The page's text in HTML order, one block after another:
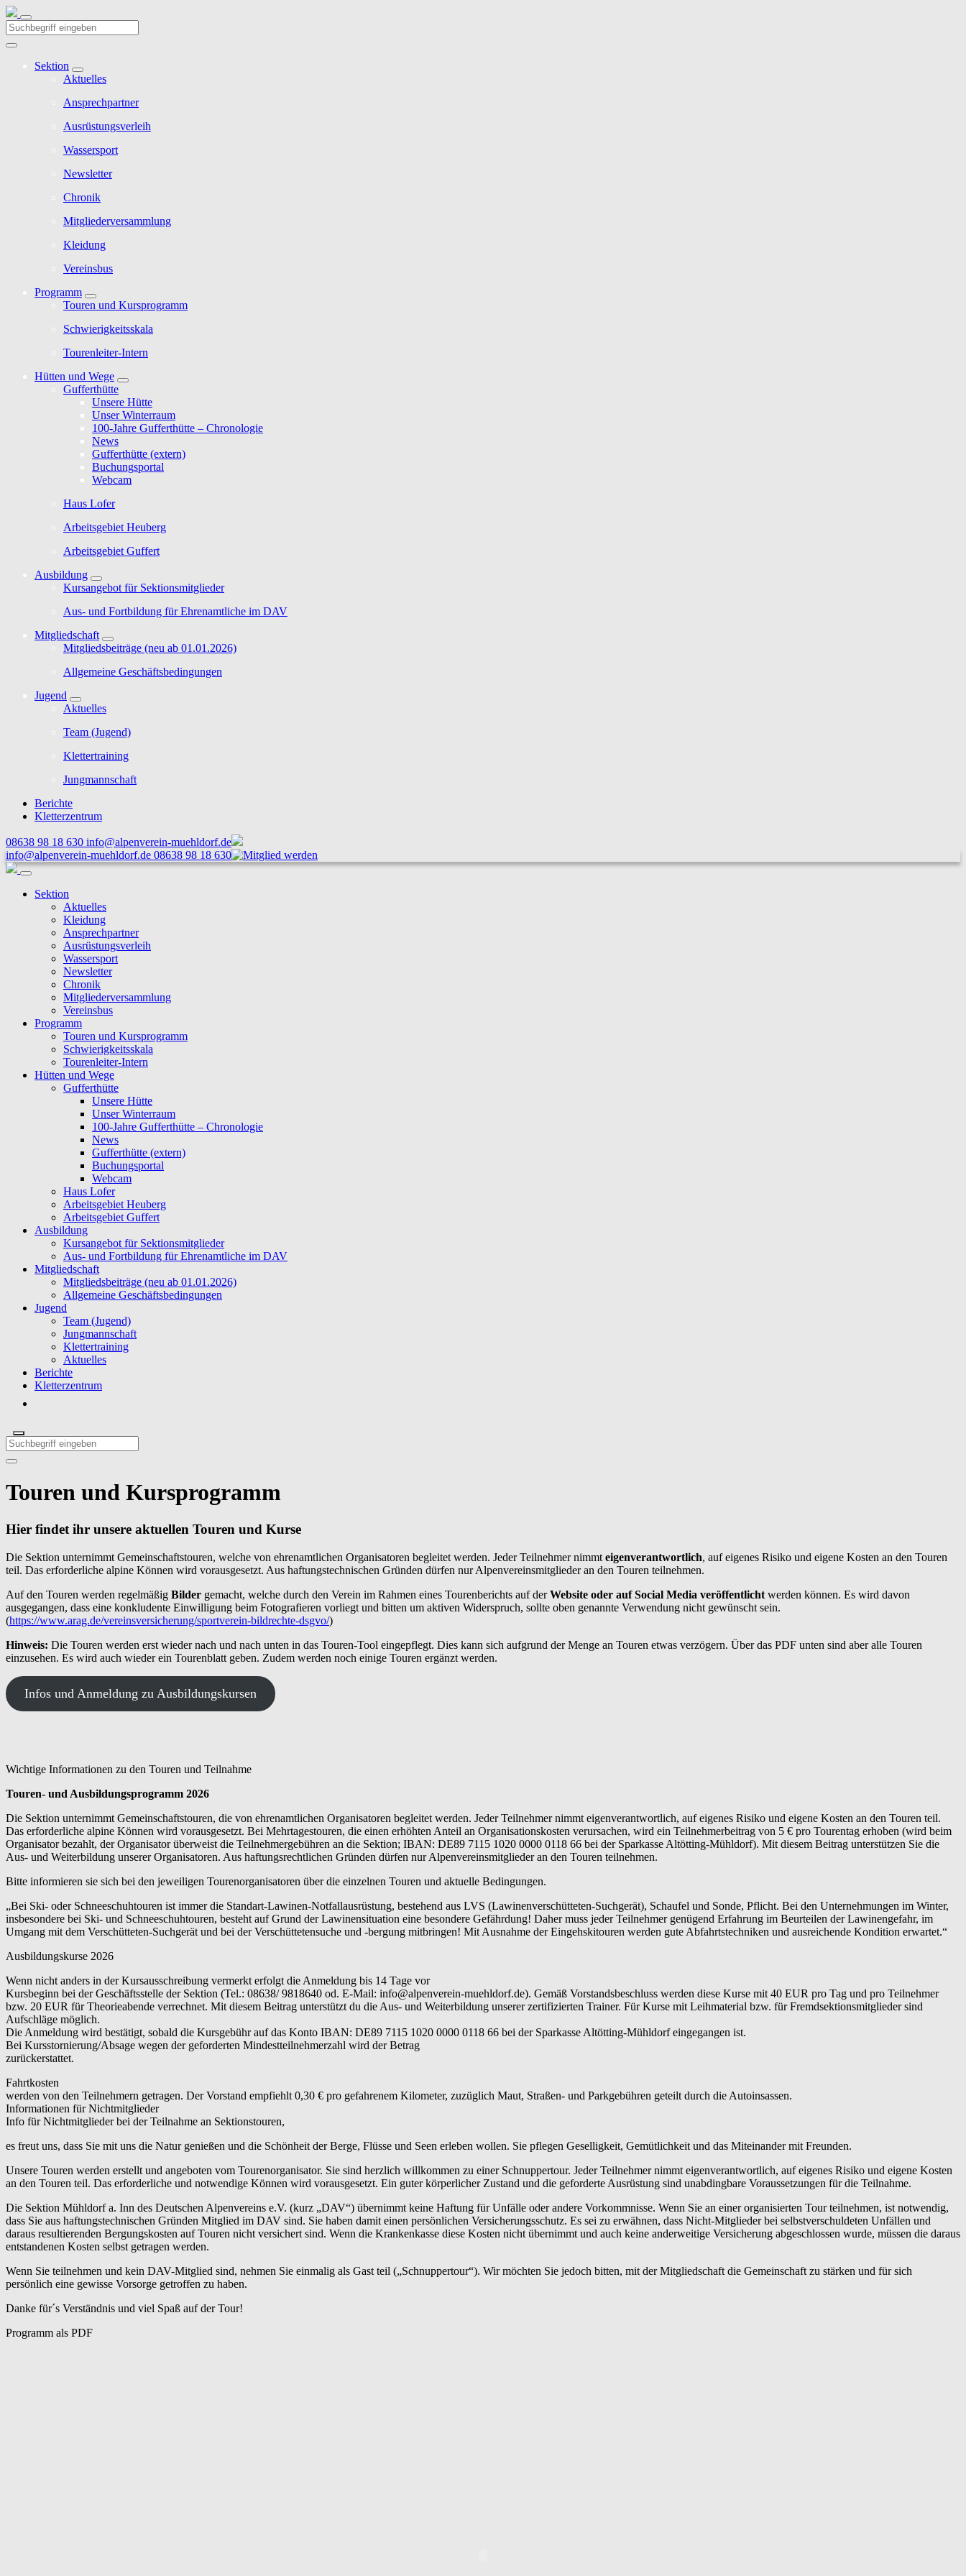
Sektion
Aktuelles
Ansprechpartner
Ausrüstungsverleih
Wassersport
Newsletter
Chronik
Mitgliederversammlung
Kleidung
Vereinsbus
Programm
Touren und Kursprogramm
Schwierigkeitsskala
Tourenleiter-Intern
Hütten und Wege
Gufferthütte
Unsere Hütte
Unser Winterraum
100-Jahre Gufferthütte – Chronologie
News
Gufferthütte (extern)
Buchungsportal
Webcam
Haus Lofer
Arbeitsgebiet Heuberg
Arbeitsgebiet Guffert
Ausbildung
Kursangebot für Sektionsmitglieder
Aus- und Fortbildung für Ehrenamtliche im DAV
Mitgliedschaft
Mitgliedsbeiträge (neu ab 01.01.2026)
Allgemeine Geschäftsbedingungen
Jugend
Aktuelles
Team (Jugend)
Klettertraining
Jungmannschaft
Berichte
Kletterzentrum
08638 98 18 630 info@alpenverein-muehldorf.de
info@alpenverein-muehldorf.de 08638 98 18 630
Sektion
Aktuelles
Kleidung
Ansprechpartner
Ausrüstungsverleih
Wassersport
Newsletter
Chronik
Mitgliederversammlung
Vereinsbus
Programm
Touren und Kursprogramm
Schwierigkeitsskala
Tourenleiter-Intern
Hütten und Wege
Gufferthütte
Unsere Hütte
Unser Winterraum
100-Jahre Gufferthütte – Chronologie
News
Gufferthütte (extern)
Buchungsportal
Webcam
Haus Lofer
Arbeitsgebiet Heuberg
Arbeitsgebiet Guffert
Ausbildung
Kursangebot für Sektionsmitglieder
Aus- und Fortbildung für Ehrenamtliche im DAV
Mitgliedschaft
Mitgliedsbeiträge (neu ab 01.01.2026)
Allgemeine Geschäftsbedingungen
Jugend
Team (Jugend)
Jungmannschaft
Klettertraining
Aktuelles
Berichte
Kletterzentrum
Touren und Kursprogramm
Hier findet ihr unsere aktuellen Touren und Kurse
Die Sektion unternimmt Gemeinschaftstouren, welche von ehrenamtlichen Organisatoren begleitet werden. Jeder Teilnehmer nimmt eigenverantwortlich, auf eigenes Risiko und eigene Kosten an den Touren
teil. Das erforderliche alpine Können wird vorausgesetzt. Aus haftungstechnischen Gründen dürfen nur Alpenvereinsmitglieder an den Touren teilnehmen.
Auf den Touren werden regelmäßig Bilder gemacht, welche durch den Verein im Rahmen eines Tourenberichts auf derWebsite oder auf Social Media veröffentlicht werden können. Es wird davon
ausgegangen, dass eine konkludente Einwilligung beim Fotografieren vorliegt und bitten um aktiven Widerspruch, sollte oben genannte Verwendung nicht gewünscht sein.
(https://www.arag.de/vereinsversicherung/sportverein-bildrechte-dsgvo/)
Hinweis: Die Touren werden erst wieder nach und nach unten in das Touren-Tool eingepflegt. Dies kann sich aufgrund der Menge an Touren etwas verzögern. Über das PDF unten sind aber alle Touren
einzusehen. Es wird auch wieder ein Tourenblatt geben. Zudem werden noch einige Touren ergänzt werden.
Infos und Anmeldung zu Ausbildungskursen
Wichtige Informationen zu den Touren und Teilnahme
Touren- und Ausbildungsprogramm 2026
Die Sektion unternimmt Gemeinschaftstouren, die von ehrenamtlichen Organisatoren begleitet werden. Jeder Teilnehmer nimmt eigenverantwortlich, auf eigenes Risiko und eigene Kosten an den Touren teil.
Das erforderliche alpine Können wird vorausgesetzt. Bei Mehrtagestouren, die einen erhöhten Anteil an Organisationskosten verursachen, wird ein Teilnehmerbeitrag von 5 € pro Tourentag erhoben (wird beim
Organisator bezahlt, der Organisator überweist die Teilnehmergebühren an die Sektion; IBAN: DE89 7115 1020 0000 0118 66 bei der Sparkasse Altötting-Mühldorf). Mit diesem Beitrag unterstützen Sie die
Aus- und Weiterbildung unserer Organisatoren. Aus haftungsrechtlichen Gründen dürfen nur Alpenvereinsmitglieder an den Touren teilnehmen.
Bitte informieren sie sich bei den jeweiligen Tourenorganisatoren über die einzelnen Touren und aktuelle Bedingungen.
„Bei Ski- oder Schneeschuhtouren ist immer die Standart-Lawinen-Notfallausrüstung, bestehend aus LVS (Lawinenverschütteten-Suchgerät), Schaufel und Sonde, Pflicht. Bei den Unternehmungen im Winter,
insbesondere bei Ski- und Schneeschuhtouren, besteht auf Grund der Lawinensituation eine besondere Gefährdung! Daher muss jeder Teilnehmer genügend Erfahrung im Beurteilen der Lawinengefahr, im
Umgang mit dem Verschütteten-Suchgerät und bei der Verschüttetensuche und -bergung mitbringen! Mit Ausnahme der Eingehskitouren werden gute Abfahrtstechniken und ausreichende Kondition erwartet.“
Ausbildungskurse 2026
Wenn nicht anders in der Kursausschreibung vermerkt erfolgt die Anmeldung bis 14 Tage vor
Kursbeginn bei der Geschäftsstelle der Sektion (Tel.: 08638/ 9818640 od. E-Mail: info@alpenverein-muehldorf.de). Gemäß Vorstandsbeschluss werden diese Kurse mit 40 EUR pro Tag und pro Teilnehmer
bzw. 20 EUR für Theorieabende verrechnet. Mit diesem Beitrag unterstützt du die Aus- und Weiterbildung unserer zertifizierten Trainer. Für Kurse mit Leihmaterial bzw. für Fremdsektionsmitglieder sind
Aufschläge möglich.
Die Anmeldung wird bestätigt, sobald die Kursgebühr auf das Konto IBAN: DE89 7115 1020 0000 0118 66 bei der Sparkasse Altötting-Mühldorf eingegangen ist.
Bei Kursstornierung/Absage wegen der geforderten Mindestteilnehmerzahl wird der Betrag
zurückerstattet.
Fahrtkosten
werden von den Teilnehmern getragen. Der Vorstand empfiehlt 0,30 € pro gefahrenem Kilometer, zuzüglich Maut, Straßen- und Parkgebühren geteilt durch die Autoinsassen.
Informationen für Nichtmitglieder
Info für Nichtmitglieder bei der Teilnahme an Sektionstouren,
es freut uns, dass Sie mit uns die Natur genießen und die Schönheit der Berge, Flüsse und Seen erleben wollen. Sie pflegen Geselligkeit, Gemütlichkeit und das Miteinander mit Freunden.
Unsere Touren werden erstellt und angeboten vom Tourenorganisator. Sie sind herzlich willkommen zu einer Schnuppertour. Jeder Teilnehmer nimmt eigenverantwortlich, auf eigenes Risiko und eigene Kosten
an den Touren teil. Das erforderliche und notwendige Können wird vorausgesetzt. Ein guter körperlicher Zustand und die geforderte Ausrüstung sind unabdingbare Voraussetzungen für die Teilnahme.
Die Sektion Mühldorf a. Inn des Deutschen Alpenvereins e.V. (kurz „DAV“) übernimmt keine Haftung für Unfälle oder andere Vorkommnisse. Wenn Sie an einer organisierten Tour teilnehmen, ist notwendig,
dass Sie aus haftungstechnischen Gründen Mitglied im DAV sind. Sie haben damit einen persönlichen Versicherungsschutz. Es sei zu erwähnen, dass Nicht-Mitglieder bei selbstverschuldeten Unfällen und
daraus resultierenden Bergungskosten auf Touren nicht versichert sind. Wenn die Krankenkasse diese Kosten nicht übernimmt und auch keine anderweitige Versicherung abgeschlossen wurde, müssen die daraus
entstandenen Kosten selbst getragen werden.
Wenn Sie teilnehmen und kein DAV-Mitglied sind, nehmen Sie einmalig als Gast teil („Schnuppertour“). Wir möchten Sie jedoch bitten, mit der Mitgliedschaft die Gemeinschaft zu stärken und für sich
persönlich eine gewisse Vorsorge getroffen zu haben.
Danke für´s Verständnis und viel Spaß auf der Tour!
Programm als PDF